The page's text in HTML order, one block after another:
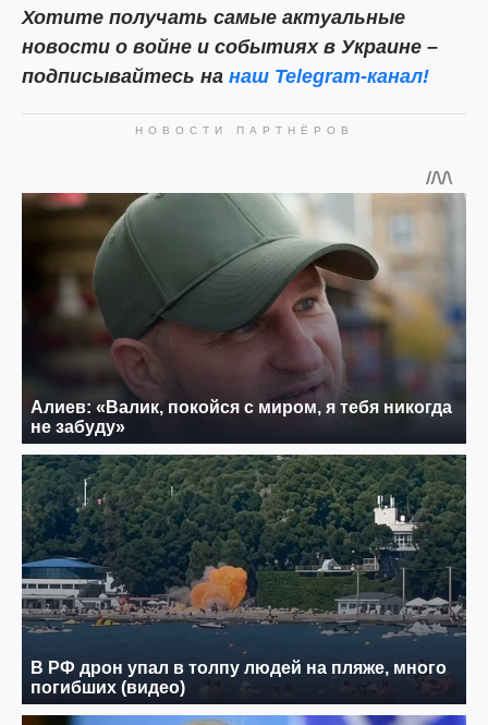
Хотите получать самые актуальные
новости о войне и событиях в Украине –
подписывайтесь на наш Telegram-канал!